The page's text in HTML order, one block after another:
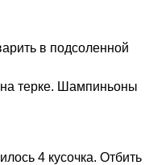
в подсоленной
на терке. Шампиньоны
4 кусочка. Отбить